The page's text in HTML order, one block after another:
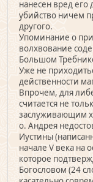
нанесен вред
убийство ничем
другого.
Упоминание о
волхвование
Большом
Уже не
действенности
Впрочем, для
считается не
заслуживающим
о. Андрея
Иустины
начале V века на
которое
Богословом (24